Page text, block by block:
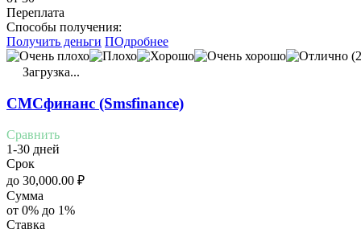
Переплата
Cпособы получения:
Получить деньги ПОдробнее
Загрузка...
СМСфинанс (Smsfinance)
Сравнить
1-30 дней
Срок
до 30,000.00 ₽
Сумма
от 0% до 1%
Ставка